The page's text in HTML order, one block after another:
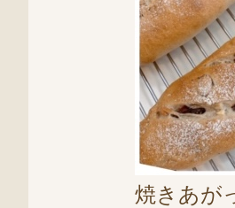
焼きあが